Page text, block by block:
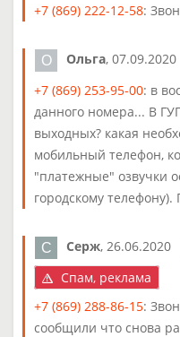
+7 (869) 222-12-58:
Ольга, 07.09.2020
+7 (869) 253-95-00: в
данного номера... В
выходных? какая
мобильный телефон,
"платежные" озвучки
городскому
Серж, 26.06.2020
Спам, реклама
+7 (869) 288-86-15:
сообщили что снова